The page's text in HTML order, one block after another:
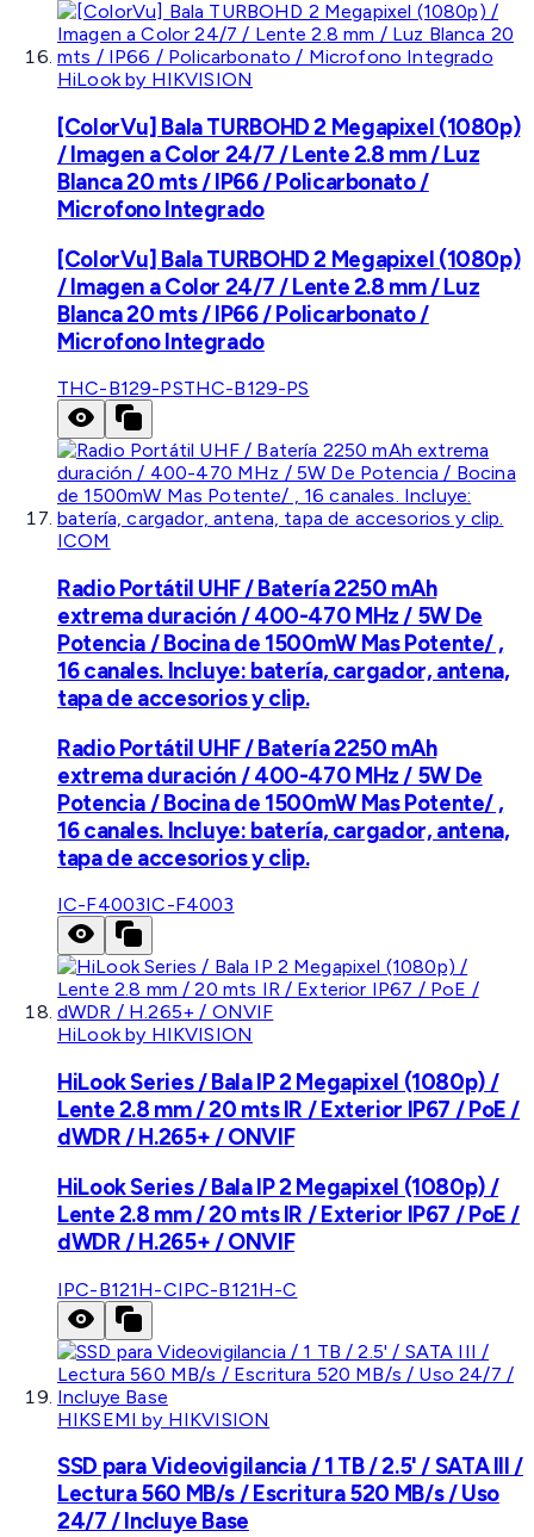
HiLook by HIKVISION
[ColorVu] Bala TURBOHD 2 Megapixel (1080p)
/ Imagen a Color 24/7 / Lente 2.8 mm / Luz
Blanca 20 mts / IP66 / Policarbonato /
Microfono Integrado
[ColorVu] Bala TURBOHD 2 Megapixel (1080p)
/ Imagen a Color 24/7 / Lente 2.8 mm / Luz
Blanca 20 mts / IP66 / Policarbonato /
Microfono Integrado
THC-B129-PSTHC-B129-PS
ICOM
Radio Portátil UHF / Batería 2250 mAh
extrema duración / 400-470 MHz / 5W De
Potencia / Bocina de 1500mW Mas Potente/ ,
16 canales. Incluye: batería, cargador, antena,
tapa de accesorios y clip.
Radio Portátil UHF / Batería 2250 mAh
extrema duración / 400-470 MHz / 5W De
Potencia / Bocina de 1500mW Mas Potente/ ,
16 canales. Incluye: batería, cargador, antena,
tapa de accesorios y clip.
IC-F4003IC-F4003
HiLook by HIKVISION
HiLook Series / Bala IP 2 Megapixel (1080p) /
Lente 2.8 mm / 20 mts IR / Exterior IP67 / PoE /
dWDR / H.265+ / ONVIF
HiLook Series / Bala IP 2 Megapixel (1080p) /
Lente 2.8 mm / 20 mts IR / Exterior IP67 / PoE /
dWDR / H.265+ / ONVIF
IPC-B121H-CIPC-B121H-C
HIKSEMI by HIKVISION
SSD para Videovigilancia / 1 TB / 2.5' / SATA III /
Lectura 560 MB/s / Escritura 520 MB/s / Uso
24/7 / Incluye Base